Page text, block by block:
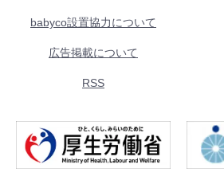
babyco設置協力について
広告掲載について
RSS